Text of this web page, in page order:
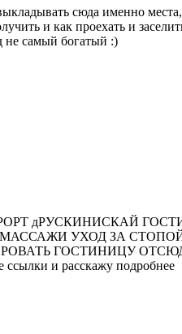
сюда именно
и как проехать и
не самый богатый :)
дРУСКИНИСКАЙ
УХОД ЗА
ГОСТИНИЦУ
ссылки и расскажу подробнее